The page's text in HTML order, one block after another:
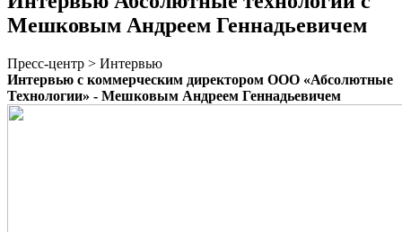
Мешковым Андреем Геннадьевичем
Пресс-центр > Интервью
Интервью с коммерческим директором ООО «Абсолютные
Технологии» - Мешковым Андреем Геннадьевичем